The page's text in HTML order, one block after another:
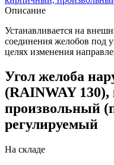
Описание
Устанавливается на
соединения желобов под
целях изменения
Угол желоба
(RAINWAY
произвольный
регулируемый
На складе